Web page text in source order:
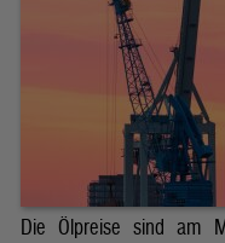
Die Ölpreise sind am